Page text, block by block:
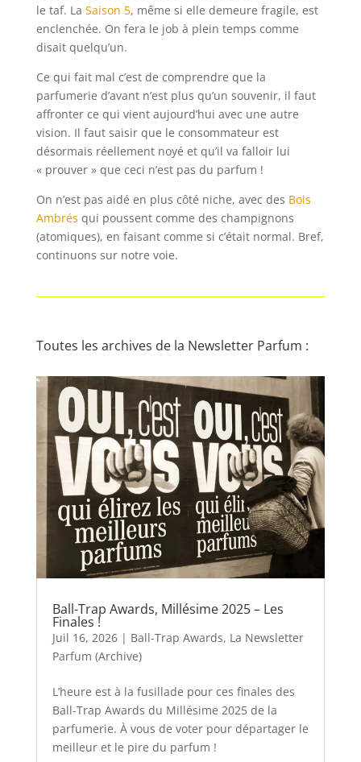
le taf. La Saison 5, même si elle demeure fragile, est
enclenchée. On fera le job à plein temps comme
disait quelqu’un.
Ce qui fait mal c’est de comprendre que la
parfumerie d’avant n’est plus qu’un souvenir, il faut
affronter ce qui vient aujourd’hui avec une autre
vision. Il faut saisir que le consommateur est
désormais réellement noyé et qu’il va falloir lui
« prouver » que ceci n’est pas du parfum !
On n’est pas aidé en plus côté niche, avec des Bois
Ambrés qui poussent comme des champignons
(atomiques), en faisant comme si c’était normal. Bref,
continuons sur notre voie.
Toutes les archives de la Newsletter Parfum :
Ball-Trap Awards, Millésime 2025 – Les
Finales !
Juil 16, 2026| Ball-Trap Awards, La Newsletter
Parfum (Archive)
L’heure est à la fusillade pour ces finales des
Ball-Trap Awards du Millésime 2025 de la
parfumerie. À vous de voter pour départager le
meilleur et le pire du parfum !